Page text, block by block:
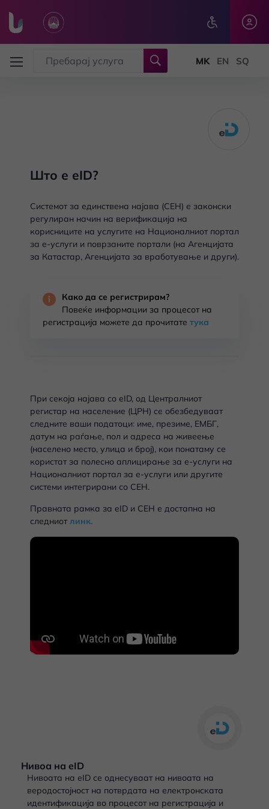
Што е eID?
Системот за единствена најава (СЕН) е законски
регулиран начин на верификација на
корисниците на услугите на Националниот портал
за е-услуги и поврзаните портали (на Агенцијата
за Катастар, Агенцијата за вработување и други).
Како да се регистрирам?
Повеќе информации за процесот на
регистрација можете да прочитате тука
При секоја најава со eID, од Централниот
регистар на население (ЦРН) се обезбедуваат
следните ваши податоци: име, презиме, ЕМБГ,
датум на раѓање, пол и адреса на живеење
(населено место, улица и број), кои понатаму се
користат за полесно аплицирање за е-услуги на
Националниот портал за е-услуги или другите
системи интегрирани со СЕН.
Правната рамка за eID и СЕН е достапна на
следниотлинк.
Нивоа на eID
Нивоата на eID се однесуваат на нивоата на
веродостојност на потврдата на електронската
идентификација во процесот на регистрација и